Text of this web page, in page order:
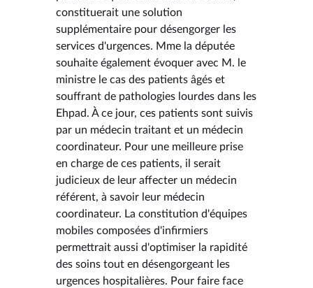
constituerait une solution
supplémentaire pour désengorger les
services d'urgences. Mme la députée
souhaite également évoquer avec M. le
ministre le cas des patients âgés et
souffrant de pathologies lourdes dans les
Ehpad. À ce jour, ces patients sont suivis
par un médecin traitant et un médecin
coordinateur. Pour une meilleure prise
en charge de ces patients, il serait
judicieux de leur affecter un médecin
référent, à savoir leur médecin
coordinateur. La constitution d'équipes
mobiles composées d'infirmiers
permettrait aussi d'optimiser la rapidité
des soins tout en désengorgeant les
urgences hospitalières. Pour faire face